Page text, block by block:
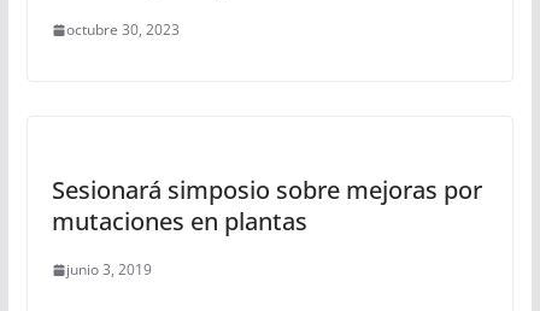
octubre 30, 2023
Sesionará simposio sobre mejoras por
mutaciones en plantas
junio 3, 2019